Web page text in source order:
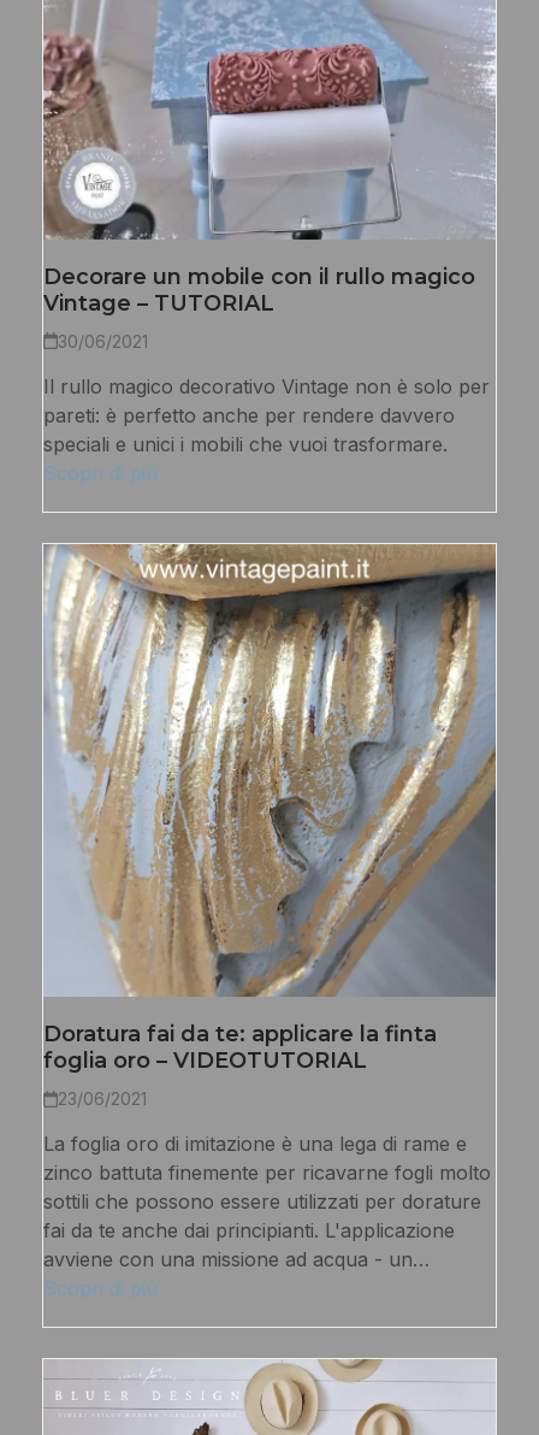
Decorare un mobile con il rullo magico
Vintage – TUTORIAL
30/06/2021
Il rullo magico decorativo Vintage non è solo per
pareti: è perfetto anche per rendere davvero
speciali e unici i mobili che vuoi trasformare.
Scopri di più
Doratura fai da te: applicare la finta
foglia oro – VIDEOTUTORIAL
23/06/2021
La foglia oro di imitazione è una lega di rame e
zinco battuta finemente per ricavarne fogli molto
sottili che possono essere utilizzati per dorature
fai da te anche dai principianti. L'applicazione
avviene con una missione ad acqua - un…
Scopri di più